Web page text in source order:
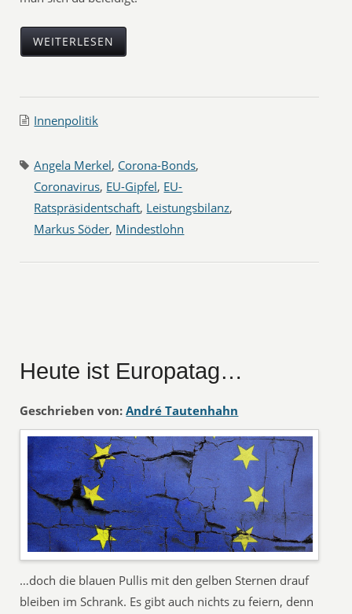
WEITERLESEN
Innenpolitik
Angela Merkel, Corona-Bonds,
Coronavirus, EU-Gipfel, EU-
Ratspräsidentschaft, Leistungsbilanz,
Markus Söder, Mindestlohn
Heute ist Europatag…
Geschrieben von: André Tautenhahn
…doch die blauen Pullis mit den gelben Sternen drauf
bleiben im Schrank. Es gibt auch nichts zu feiern, denn